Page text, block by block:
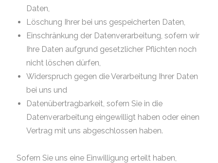
Daten,
Löschung Ihrer bei uns gespeicherten Daten,
Einschränkung der Datenverarbeitung, sofern wir
Ihre Daten aufgrund gesetzlicher Pflichten noch
nicht löschen dürfen,
Widerspruch gegen die Verarbeitung Ihrer Daten
bei uns und
Datenübertragbarkeit, sofern Sie in die
Datenverarbeitung eingewilligt haben oder einen
Vertrag mit uns abgeschlossen haben.
Sofern Sie uns eine Einwilligung erteilt haben,